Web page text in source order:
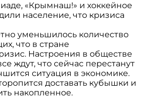
«Крымнаш!» и хоккейное
население, что кризиса
уменьшилось количество
что в стране
Настроения в обществе
ждут, что сейчас перестанут
ситуация в экономике.
доставать кубышки и
накопленное.